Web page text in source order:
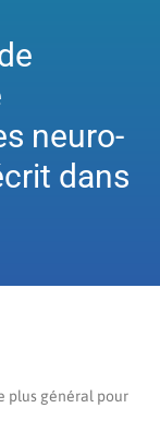
neuro-
dans
plus général pour